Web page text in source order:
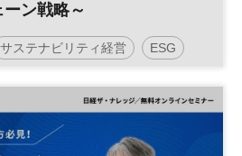
ン戦略～
サステナビリティ経営 ESG
ーン
参加無料